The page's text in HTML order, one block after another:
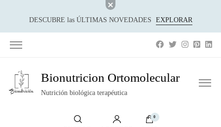
DESCUBRE las ÚLTIMAS NOVEDADES EXPLORAR
Bionutricion Ortomolecular
Nutrición biológica terapéutica
0